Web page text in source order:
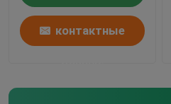
контактные